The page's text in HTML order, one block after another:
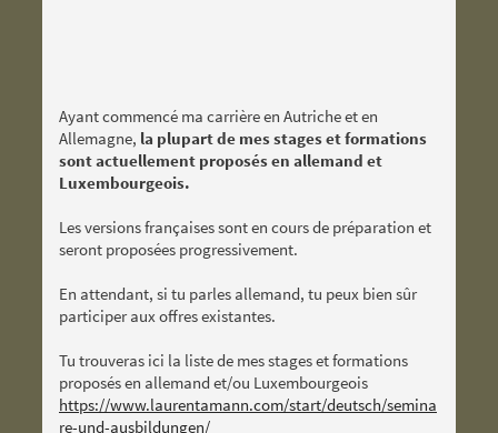
Ayant commencé ma carrière en Autriche et en
Allemagne, la plupart de mes stages et formations
sont actuellement proposés en allemand et
Luxembourgeois.
Les versions françaises sont en cours de préparation et
seront proposées progressivement.
En attendant, si tu parles allemand, tu peux bien sûr
participer aux offres existantes.
Tu trouveras ici la liste de mes stages et formations
proposés en allemand et/ou Luxembourgeois
https://www.laurentamann.com/start/deutsch/semina
re-und-ausbildungen/